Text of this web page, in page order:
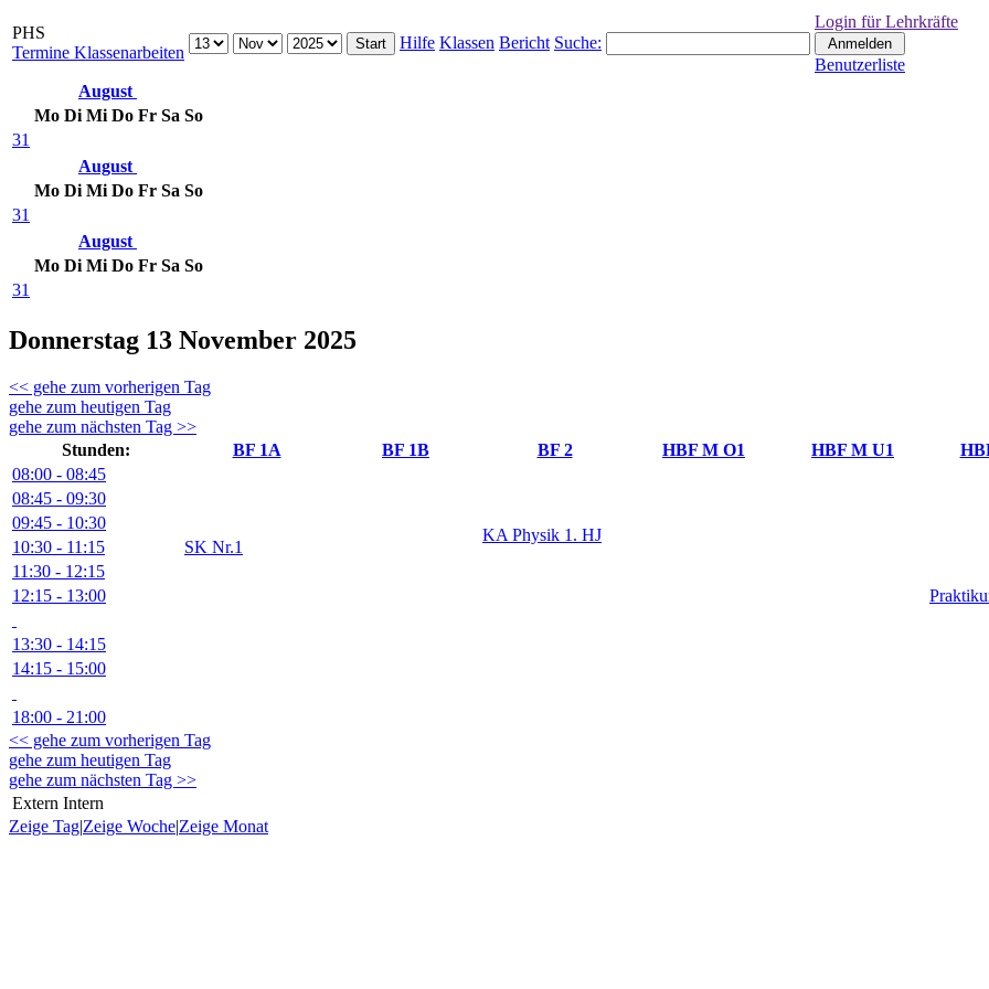
PHS
Termine Klassenarbeiten
Hilfe Klassen Bericht Suche:
Login für Lehrkräfte
Benutzerliste
August
Mo Di Mi Do Fr Sa So
31
August
Mo Di Mi Do Fr Sa So
31
August
Mo Di Mi Do Fr Sa So
31
Donnerstag 13 November 2025
<< gehe zum vorherigen Tag
gehe zum heutigen Tag
gehe zum nächsten Tag >>
Stunden:
BF 1A BF 1B BF 2 HBF M O1 HBF M U1
08:00 - 08:45
08:45 - 09:30
09:45 - 10:30
KA Physik 1. HJ
10:30 - 11:15
SK Nr.1
11:30 - 12:15
12:15 - 13:00
13:30 - 14:15
14:15 - 15:00
18:00 - 21:00
<< gehe zum vorherigen Tag
gehe zum heutigen Tag
gehe zum nächsten Tag >>
Extern Intern
Zeige Tag|Zeige Woche|Zeige Monat